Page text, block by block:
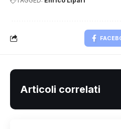
Articoli correlati